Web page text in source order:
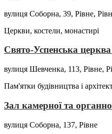
вулиця Соборна, 39, Рівне,
Церкви, костели, монастирі
Свято-Успенська
вулиця Шевченка, 113, Рівне,
Пам'ятки будівництва і
Зал камерної та
вулиця Соборна, 137, Рівне